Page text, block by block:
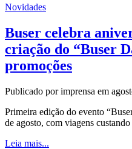
Novidades
Buser celebra
criação do “Buser
promoções
Publicado por imprensa em
Primeira edição do evento
de agosto, com viagens
Leia mais...